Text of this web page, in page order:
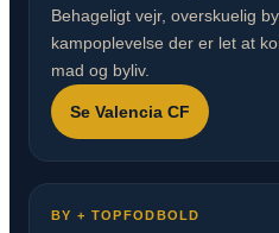
Behageligt vejr, overskuelig
kampoplevelse der er let at
mad og byliv.
Se Valencia CF
BY + TOPFODBOLD